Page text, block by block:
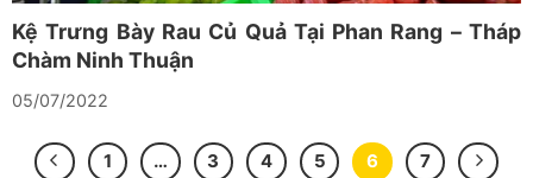
Kệ Trưng Bày Rau Củ Quả Tại Phan Rang – Tháp
Chàm Ninh Thuận
05/07/2022
1 … 3 4 5 6 7